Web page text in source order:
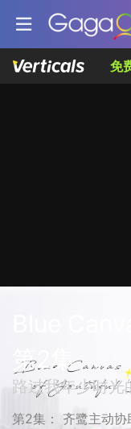
免
Blue
第2集
路过我年少时光
第2集： 齐鹭主动